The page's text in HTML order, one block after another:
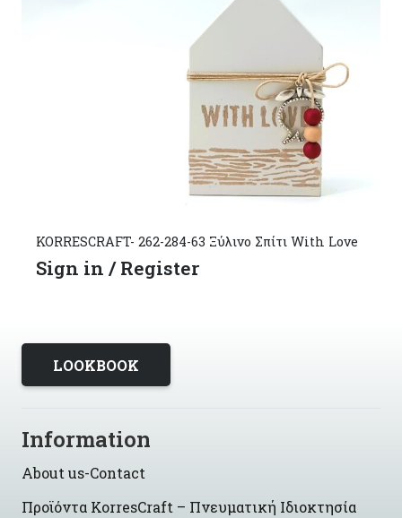
KORRESCRAFT- 262-284-63 Ξύλινo Σπίτι With Love
Sign in / Register
LOOKBOOK
Information
About us-Contact
Προϊόντα KorresCraft – Πνευματική Ιδιοκτησία